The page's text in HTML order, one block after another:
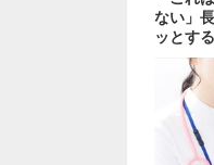
ない」
ッとす